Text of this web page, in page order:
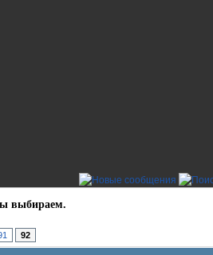
выбираем.
92